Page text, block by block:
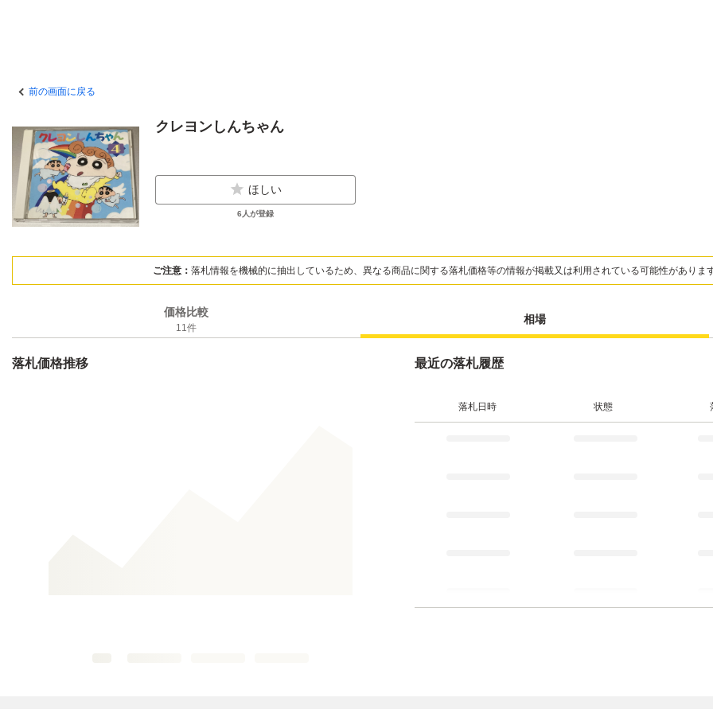
前の画面に戻る
クレヨンしんちゃん
ほしい
6 人が登録
ご注意： 落札情報を機械的に抽出しているため、異なる商品に関する落札価格等の情報が掲載又は利用されている可能性がありま
価格比較
11 件
相場
落札価格推移 最近の落札履歴
落札日時 状態